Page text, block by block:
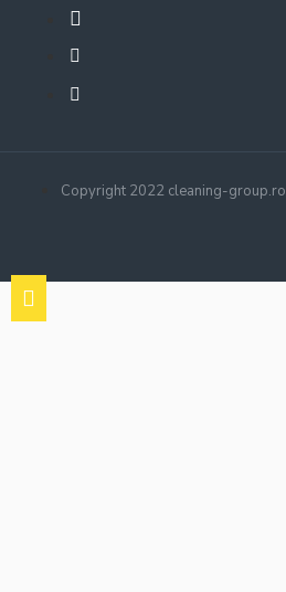
Copyright 2022 cleaning-group.ro